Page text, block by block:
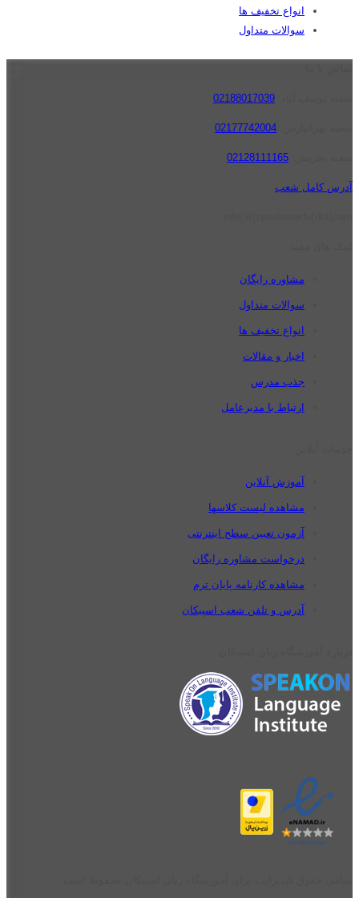
انواع تخفیف ها
سوالات متداول
02188017039
02177742004
02128111165
آدرس کامل شعب
مشاوره رایگان
سوالات متداول
انواع تخفیف ها
اخبار و مقالات
جذب مدرس
ارتباط با مدیرعامل
آموزش آنلاین
مشاهده لیست کلاسها
آزمون تعیین سطح اینترنتی
درخواست مشاوره رایگان
مشاهده کارنامه پایان ترم
آدرس و تلفن شعب اسپیکان